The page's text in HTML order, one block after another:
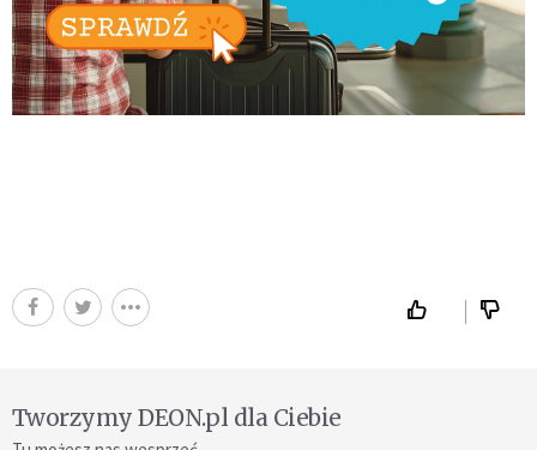
Tworzymy DEON.pl dla Ciebie